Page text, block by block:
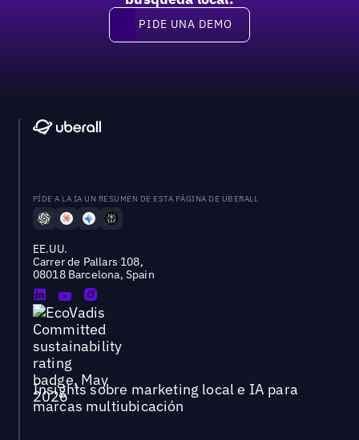
Pide una demo
PIDE UNA DEMO
PÍDE A LA IA UN RESUMEN DE ESTA PÁGINA DE UBERALL
EE.UU.
Carrer de Pallars 108,
08018 Barcelona, Spain
Insights sobre marketing local e IA para
marcas multiubicación